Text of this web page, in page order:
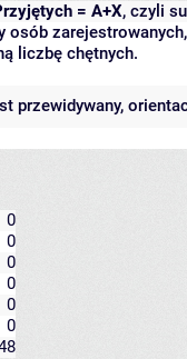
= A+X, czyli
osób
liczbę chętnych.
przewidywany,
0
0
0
0
0
0